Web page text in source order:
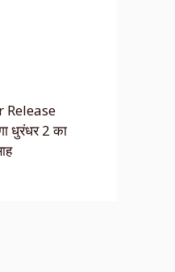
धुरंधर 2 का